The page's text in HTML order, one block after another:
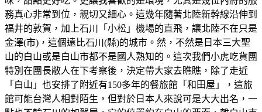
務真心非常到位，親切又細心。這幾年隨著北陸新幹線沿伸到
福井的敦賀，加上石川「小松」機場的直飛，讓北陸不在只是
金澤(市)，這個遠比石川(縣)的城市。然，不然是日本三大聖
山的白山或是白山市都不是國人熟知的。這次我們小虎吃貨團
特別在團長敝人在下考察後，決定帶大家去瞧瞧，除了走近
「白山」也安排了附近有150多年的餐旅館「和田屋」，這旅
館可能台灣人相對陌生，但對於日本人來說可是大大出名，一